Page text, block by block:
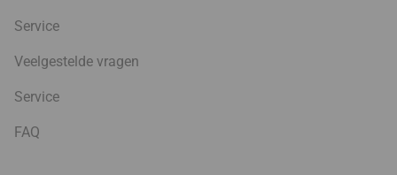
Service
Veelgestelde vragen
Service
FAQ